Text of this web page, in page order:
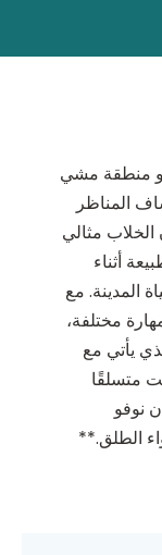
منطقة مشي
المناظر
الخلاب مثالي
أثناء
المدينة. مع
مختلفة،
يأتي مع
متسلقًا
نوفو
الطلق.**